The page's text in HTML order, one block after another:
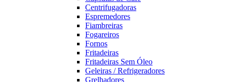
Centrifugadoras
Espremedores
Fiambreiras
Fogareiros
Fornos
Fritadeiras
Fritadeiras Sem Óleo
Geleiras / Refrigeradores
Grelhadores